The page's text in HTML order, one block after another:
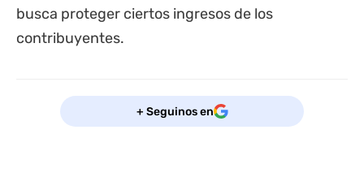
busca proteger ciertos ingresos de los
contribuyentes.
+ Seguinos en